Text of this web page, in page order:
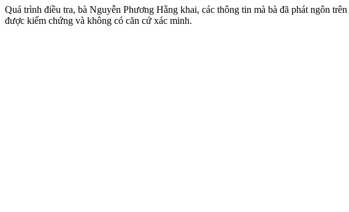
Quá trình điều tra, bà Nguyễn Phương Hằng khai, các thông tin mà bà đã phát ngôn
được kiểm chứng và không có căn cứ xác minh.